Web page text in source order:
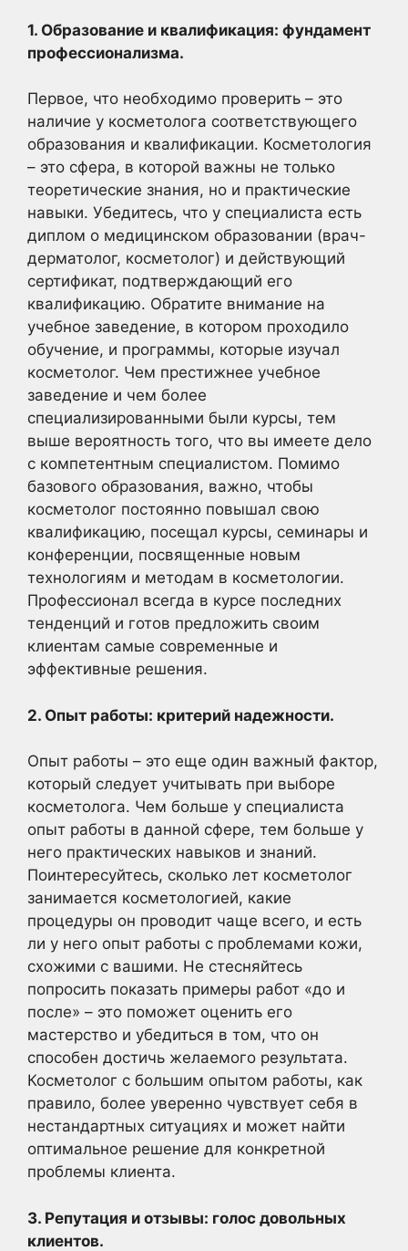
1. Образование и квалификация: фундамент
профессионализма.
Первое, что необходимо проверить – это
наличие у косметолога соответствующего
образования и квалификации. Косметология
– это сфера, в которой важны не только
теоретические знания, но и практические
навыки. Убедитесь, что у специалиста есть
диплом о медицинском образовании (врач-
дерматолог, косметолог) и действующий
сертификат, подтверждающий его
квалификацию. Обратите внимание на
учебное заведение, в котором проходило
обучение, и программы, которые изучал
косметолог. Чем престижнее учебное
заведение и чем более
специализированными были курсы, тем
выше вероятность того, что вы имеете дело
с компетентным специалистом. Помимо
базового образования, важно, чтобы
косметолог постоянно повышал свою
квалификацию, посещал курсы, семинары и
конференции, посвященные новым
технологиям и методам в косметологии.
Профессионал всегда в курсе последних
тенденций и готов предложить своим
клиентам самые современные и
эффективные решения.
2. Опыт работы: критерий надежности.
Опыт работы – это еще один важный фактор,
который следует учитывать при выборе
косметолога. Чем больше у специалиста
опыт работы в данной сфере, тем больше у
него практических навыков и знаний.
Поинтересуйтесь, сколько лет косметолог
занимается косметологией, какие
процедуры он проводит чаще всего, и есть
ли у него опыт работы с проблемами кожи,
схожими с вашими. Не стесняйтесь
попросить показать примеры работ «до и
после» – это поможет оценить его
мастерство и убедиться в том, что он
способен достичь желаемого результата.
Косметолог с большим опытом работы, как
правило, более уверенно чувствует себя в
нестандартных ситуациях и может найти
оптимальное решение для конкретной
проблемы клиента.
3. Репутация и отзывы: голос довольных
клиентов.